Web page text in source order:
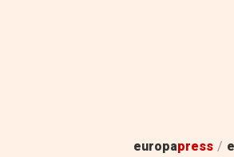
europapress /